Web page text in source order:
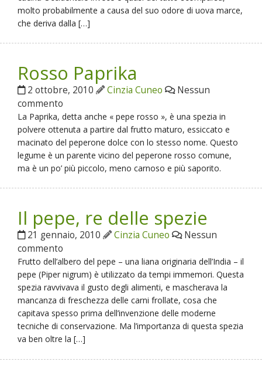
molto probabilmente a causa del suo odore di uova marce,
che deriva dalla […]
Rosso Paprika
2 ottobre, 2010 Cinzia Cuneo
Nessun
commento
La Paprika, detta anche « pepe rosso », è una spezia in
polvere ottenuta a partire dal frutto maturo, essiccato e
macinato del peperone dolce con lo stesso nome. Questo
legume è un parente vicino del peperone rosso comune,
ma è un po’ più piccolo, meno carnoso e più saporito.
Il pepe, re delle spezie
21 gennaio, 2010 Cinzia Cuneo
Nessun
commento
Frutto dell’albero del pepe – una liana originaria dell’India – il
pepe (Piper nigrum) è utilizzato da tempi immemori. Questa
spezia ravvivava il gusto degli alimenti, e mascherava la
mancanza di freschezza delle carni frollate, cosa che
capitava spesso prima dell’invenzione delle moderne
tecniche di conservazione. Ma l’importanza di questa spezia
va ben oltre la […]